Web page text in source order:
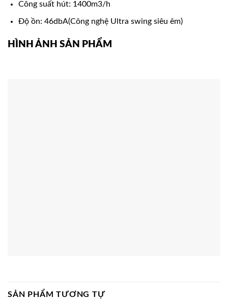
Công suất hút: 1400m3/h
Độ ồn: 46dbA(Công nghệ Ultra swing siêu êm)
HÌNH ẢNH SẢN PHẨM
SẢN PHẨM TƯƠNG TỰ